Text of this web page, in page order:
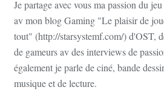
Je partage avec vous ma passion du
av mon blog Gaming "Le plaisir de
tout" (http://starsystemf.com/) d'OST,
de gameurs av des interviews de
également je parle de ciné, bande
musique et de lecture.